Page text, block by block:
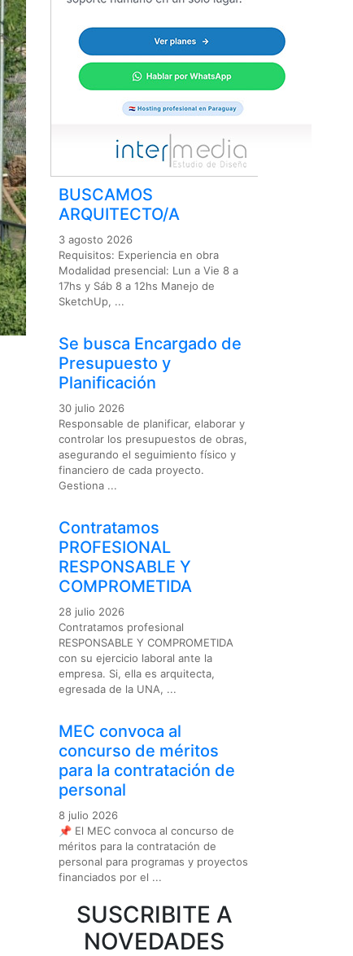
BUSCAMOS
ARQUITECTO/A
3 agosto 2026
Requisitos: Experiencia en obra
Modalidad presencial: Lun a Vie 8 a
17hs y Sáb 8 a 12hs Manejo de
SketchUp, ...
Se busca Encargado de
Presupuesto y
Planificación
30 julio 2026
Responsable de planificar, elaborar y
controlar los presupuestos de obras,
asegurando el seguimiento físico y
financiero de cada proyecto.
Gestiona ...
Contratamos
PROFESIONAL
RESPONSABLE Y
COMPROMETIDA
28 julio 2026
Contratamos profesional
RESPONSABLE Y COMPROMETIDA
con su ejercicio laboral ante la
empresa. Si, ella es arquitecta,
egresada de la UNA, ...
MEC convoca al
concurso de méritos
para la contratación de
personal
8 julio 2026
📌 El MEC convoca al concurso de
méritos para la contratación de
personal para programas y proyectos
financiados por el ...
SUSCRIBITE A
NOVEDADES